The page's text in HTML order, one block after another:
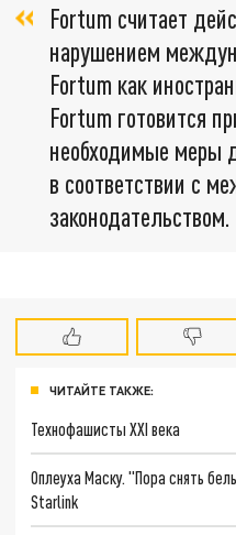
Fortum считает
нарушением
Fortum как
Fortum готовится
необходимые меры
в соответствии с
законодательством.
ЧИТАЙТЕ ТАКЖЕ:
Технофашисты XXI века
Оплеуха Маску. "Пора снять
Starlink